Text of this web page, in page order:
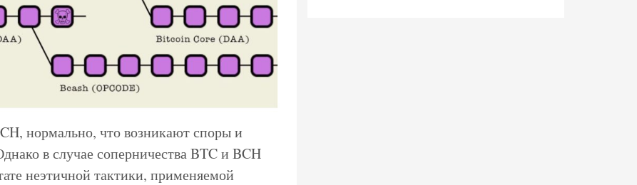
нормально, что возникают споры и
в случае соперничества BTC и BCH
неэтичной тактики, применяемой